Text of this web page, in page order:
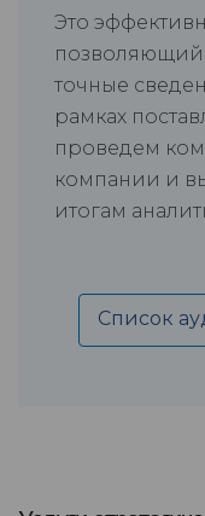
Это
позволяющий
точные
рамках
проведем
компании и
итогам
Список